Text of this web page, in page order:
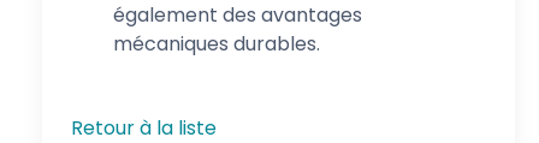
également des avantages
mécaniques durables.
Retour à la liste